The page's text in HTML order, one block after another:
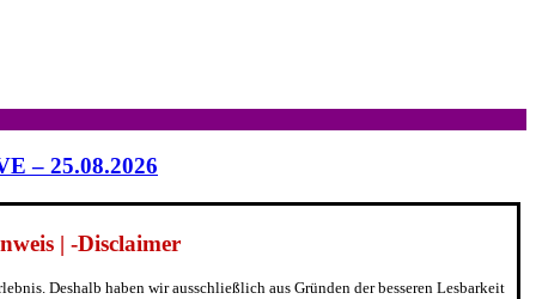
– 25.08.2026
| -Disclaimer
Deshalb haben wir ausschließlich aus Gründen der besseren Lesbarkeit